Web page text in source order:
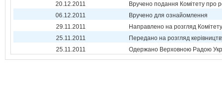
20.12.2011
Вручено подання Комітету про
06.12.2011
Вручено для ознайомлення
29.11.2011
Направлено на розгляд Комітету
25.11.2011
Передано на розгляд
25.11.2011
Одержано Верховною Радою